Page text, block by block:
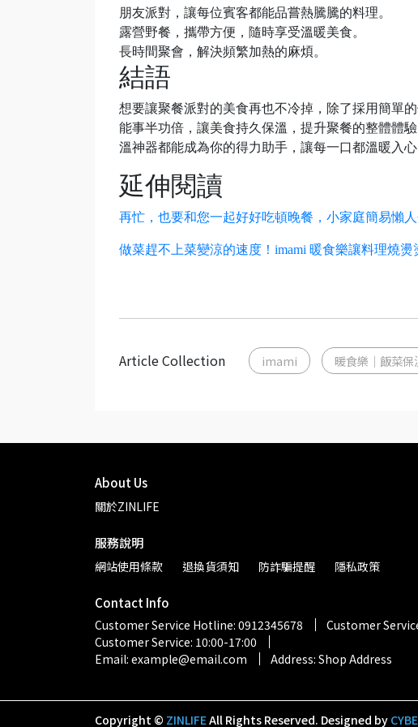
朋友派對，讓每位賓客都能品嘗熱騰騰的料理。
露營野餐，攜帶方便，隨時享受溫暖美食。
長時間聚會，解決頻繁加熱的麻煩。
結語
想要讓聚餐派對的美食再也不冷掉，除了採用簡單
能事半功倍，讓美食持久保溫，提升聚餐的整體體
溫神器都能成為你的得力助手，讓每一口都溫暖入心
延伸閱讀
再忙，也要和您一起好好吃頓晚餐，小家庭簡易懶
做菜趕不上菜變涼的速度！imami 暖食樂讓料理燒燙
Article Collection imami 暖食樂｜飯菜保
About Us
關於ZINLIFE
服務說明
網站使用條款 退換貨須知 防詐騙提醒 隱私政策
Contact Info
Customer Service Hotline: 0912345678
Customer
Customer Service: 10:00-17:00
Email: example@email.com
Address: Shop Address
Copyright © ZINLIFEAll Rights Reserved. Designed by